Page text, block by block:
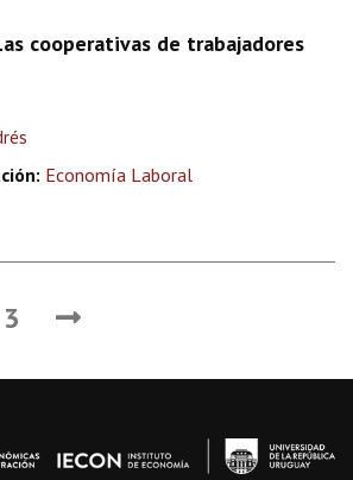
cooperativas de trabajadores
Economía Laboral
3